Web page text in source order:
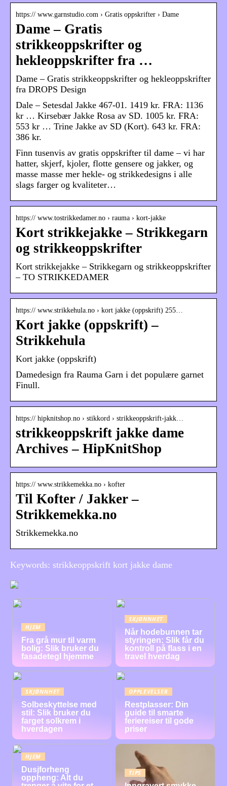
https:// www.garnstudio.com › Gratis oppskrifter › Dame
Dame – Gratis
strikkeoppskrifter og
hekleoppskrifter fra …
Dame – Gratis strikkeoppskrifter og hekleoppskrifter
fra DROPS Design
Dale – Setesdal Jakke 467-01. 1419 kr. FRA: 1136
kr … Kirsebær Jakke Rosa av SD. 1005 kr. FRA:
553 kr … Trine Jakke av SD (Kort). 643 kr. FRA:
386 kr.
Finn tusenvis av gratis oppskrifter til dame – vi har
hatter, skjerf, kjoler, flotte gensere og jakker, og
masse masse mer hekle- og strikkedesigns i alle
slags farger og kvaliteter…
https:// www.tostrikkedamer.no › rauma › kort-jakke
Kort strikkejakke – Strikkegarn
og strikkeoppskrifter
Kort strikkejakke – Strikkegarn og strikkeoppskrifter
– TO STRIKKEDAMER
https:// www.strikkehula.no › kort jakke (oppskrift) 255…
Kort jakke (oppskrift) –
Strikkehula
Kort jakke (oppskrift)
Damedesign fra Rauma Garn i det populære garnet
Finull.
https:// hipknitshop.no › stikkord › strikkeoppskrift-jakk…
strikkeoppskrift jakke dame
Archives – HipKnitShop
https:// www.strikkemekka.no › kofter
Til Kofter / Jakker –
Strikkemekka.no
Strikkemekka.no
Keywords: strikkeoppskrift kort jakke dame
HJEM
Fra grå mur til varm
bolig: Slik bruker du
fasadetegl hjemme
SKJØNNHET
Når hodebunnen tar
styringen: Slik får du
kontroll på flass i en
travel hverdag
SKJØNNHET
Solbeskyttelse med
stil: Slik bruker du
farget solkrem i
hverdagen
OPPLEVELSER
Restplasser: Din
guide til smarte
feriereiser til gode
priser
HJEM
Dusjforheng
oppheng: Alt du
TIPS